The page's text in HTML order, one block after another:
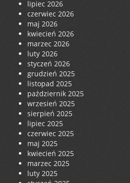
lipiec 2026
czerwiec 2026
maj 2026
kwiecień 2026
marzec 2026
luty 2026
styczeń 2026
grudzień 2025
listopad 2025
październik 2025
wrzesień 2025
sierpień 2025
lipiec 2025
czerwiec 2025
maj 2025
kwiecień 2025
marzec 2025
luty 2025